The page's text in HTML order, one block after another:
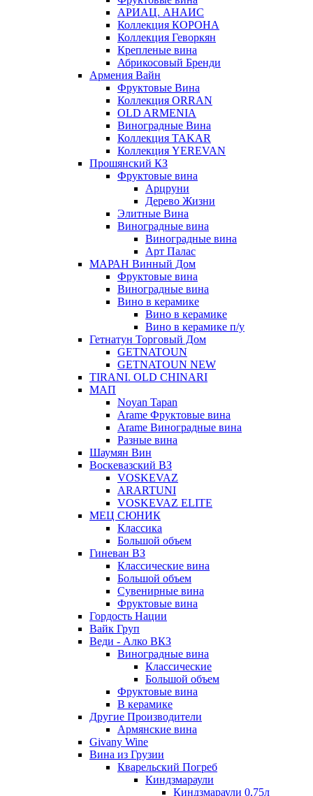
АРИАЦ. АНАИС
Коллекция КОРОНА
Коллекция Геворкян
Крепленые вина
Абрикосовый Бренди
Армения Вайн
Фруктовые Вина
Коллекция ORRAN
OLD ARMENIA
Виноградные Вина
Коллекция TAKAR
Коллекция YEREVAN
Прошянский КЗ
Фруктовые вина
Арцруни
Дерево Жизни
Элитные Вина
Виноградные вина
Виноградные вина
Арт Палас
МАРАН Винный Дом
Фруктовые вина
Виноградные вина
Вино в керамике
Вино в керамике
Вино в керамике п/у
Гетнатун Торговый Дом
GETNATOUN
GETNATOUN NEW
TIRANI. OLD CHINARI
МАП
Noyan Tapan
Arame Фруктовые вина
Arame Виноградные вина
Разные вина
Шаумян Вин
Воскевазский ВЗ
VOSKEVAZ
ARARTUNI
VOSKEVAZ ELITE
МЕЦ СЮНИК
Классика
Большой объем
Гиневан ВЗ
Классические вина
Большой объем
Сувенирные вина
Фруктовые вина
Гордость Нации
Вайк Груп
Веди - Алко ВКЗ
Виноградные вина
Классические
Большой объем
Фруктовые вина
В керамике
Другие Производители
Армянские вина
Givany Wine
Вина из Грузии
Кварельский Погреб
Киндзмараули
Киндзмараули 0,75л